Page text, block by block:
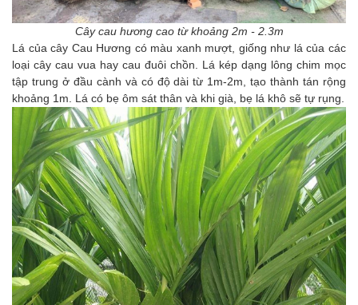
Cây cau hương cao từ khoảng 2m - 2.3m
Lá của cây Cau Hương có màu xanh mượt, giống như lá của các
loại cây cau vua hay cau đuôi chồn. Lá kép dạng lông chim mọc
tập trung ở đầu cành và có độ dài từ 1m-2m, tạo thành tán rộng
khoảng 1m. Lá có bẹ ôm sát thân và khi già, bẹ lá khô sẽ tự rụng.